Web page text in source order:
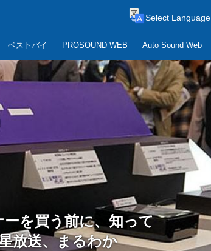
ベストバイ PROSOUND WEB Auto Sound Web
Select Language
を買う前に、知って
放送、まるわか